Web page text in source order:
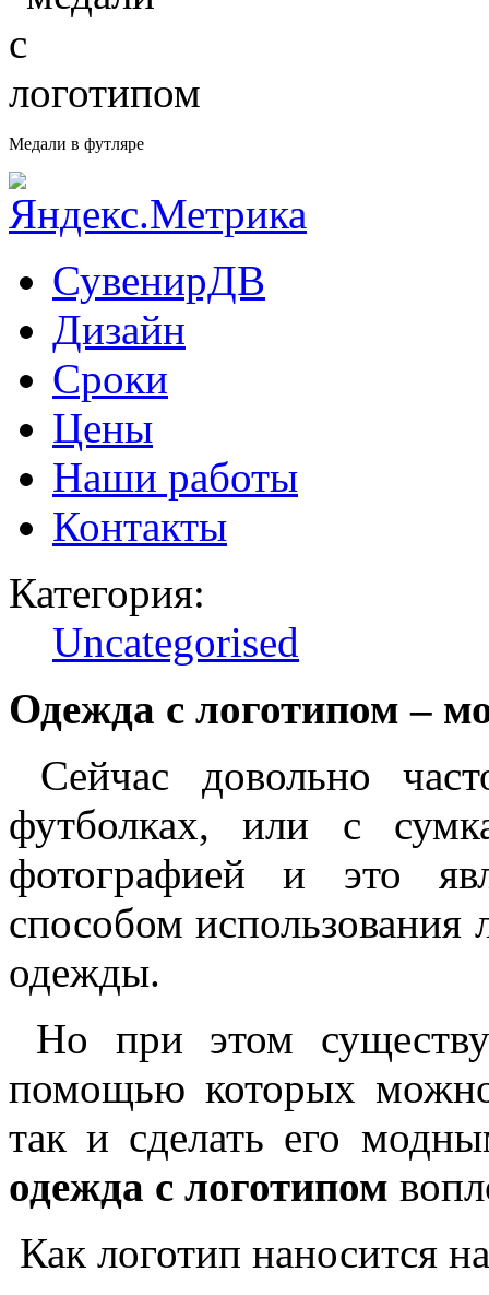
Медали в футляре
СувенирДВ
Дизайн
Сроки
Цены
Наши работы
Контакты
Категория:
Uncategorised
Одежда с логотипом –
Сейчас довольно
футболках, или с
фотографией и это
способом использования
одежды.
Но при этом
помощью которых
так и сделать его
одежда с логотипом
Как логотип наносится